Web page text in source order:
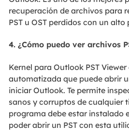
recuperación de archivos para
PST u OST perdidos con un
4. ¿Cómo puedo ver archivos
Kernel para Outlook PST
automatizada que puede abrir
iniciar Outlook. Te permite
sanos y corruptos de cualquier
programa debe estar instalado
poder abrir un PST con esta